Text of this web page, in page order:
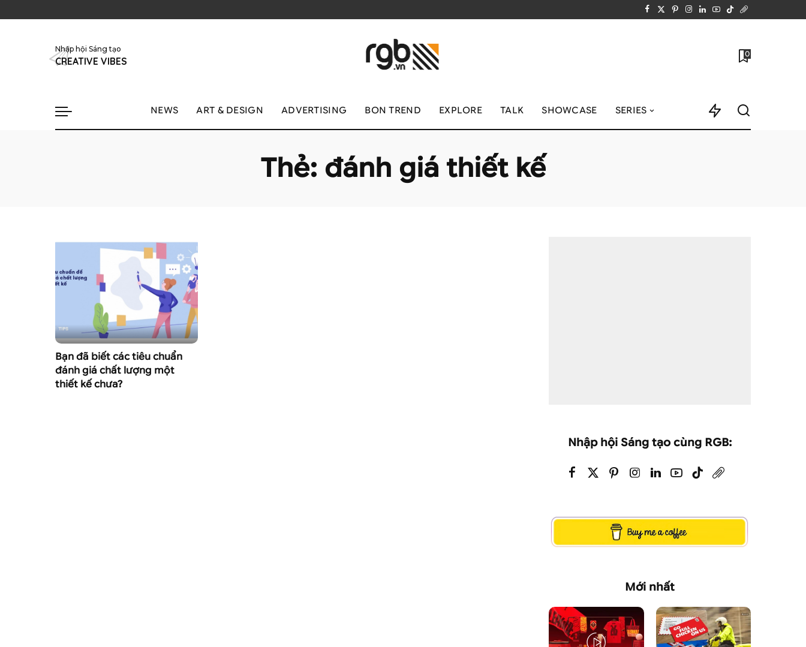
Nhập hội Sáng tạo
CREATIVE VIBES
0
NEWS ART & DESIGN ADVERTISING BON TREND EXPLORE TALK SHOWCASE SERIES
Thẻ: đánh giá thiết kế
Bạn đã biết các tiêu chuẩn
đánh giá chất lượng một
thiết kế chưa?
Nhập hội Sáng tạo cùng RGB:
Mới nhất